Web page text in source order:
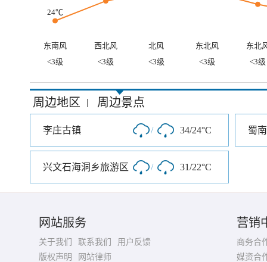
24℃
东南风 西北风 北风 东北风
东北
<3级
<3级 <3级 <3级 <3级
周边地区 | 周边景点
李庄古镇 / 34/24°C 蜀
兴文石海洞乡旅游区 / 31/22°C
网站服务
关于我们 联系我们
用户反馈
版权声明
网站律师
营销
商务合
媒资合